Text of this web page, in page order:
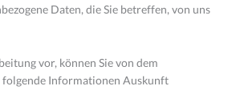
Daten, die Sie betreffen, von uns
vor, können Sie von dem
Informationen Auskunft